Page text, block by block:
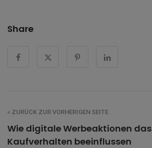
Share
« ZURÜCK ZUR VORHERIGEN SEITE
Wie digitale Werbeaktionen das
Kaufverhalten beeinflussen